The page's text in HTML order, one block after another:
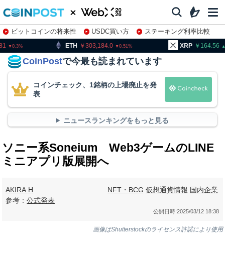
ビットコインの将来性 USDC買い方
ステーキング利率比較
株特集・関連銘柄
303,184.0 XRP 164.56 BNB
CoinPostで今最も読まれています
コインチェック、1銘柄の上場廃止を発
表
ニュースランキングをもっと見る
ソニー系Soneium Web3ゲームのLINE
ミニアプリ版展開へ
AKIRA.H
参考：公式発表
NFT・BCG 仮想通貨情報 国内企業
公開日時:2025/03/12 18:38
画像はShutterstockのライセンス許諾により使用